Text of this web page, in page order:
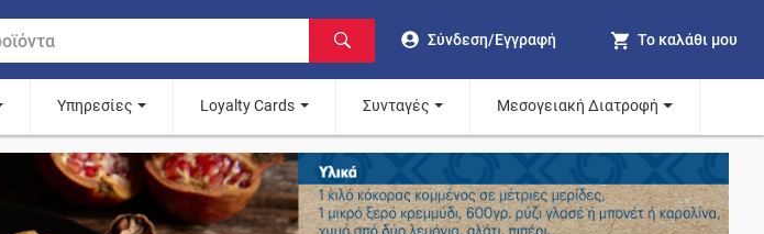
Σύνδεση/Εγγραφή Το καλάθι μου
Υπηρεσίες Loyalty Cards Συνταγές Μεσογειακή Διατροφή